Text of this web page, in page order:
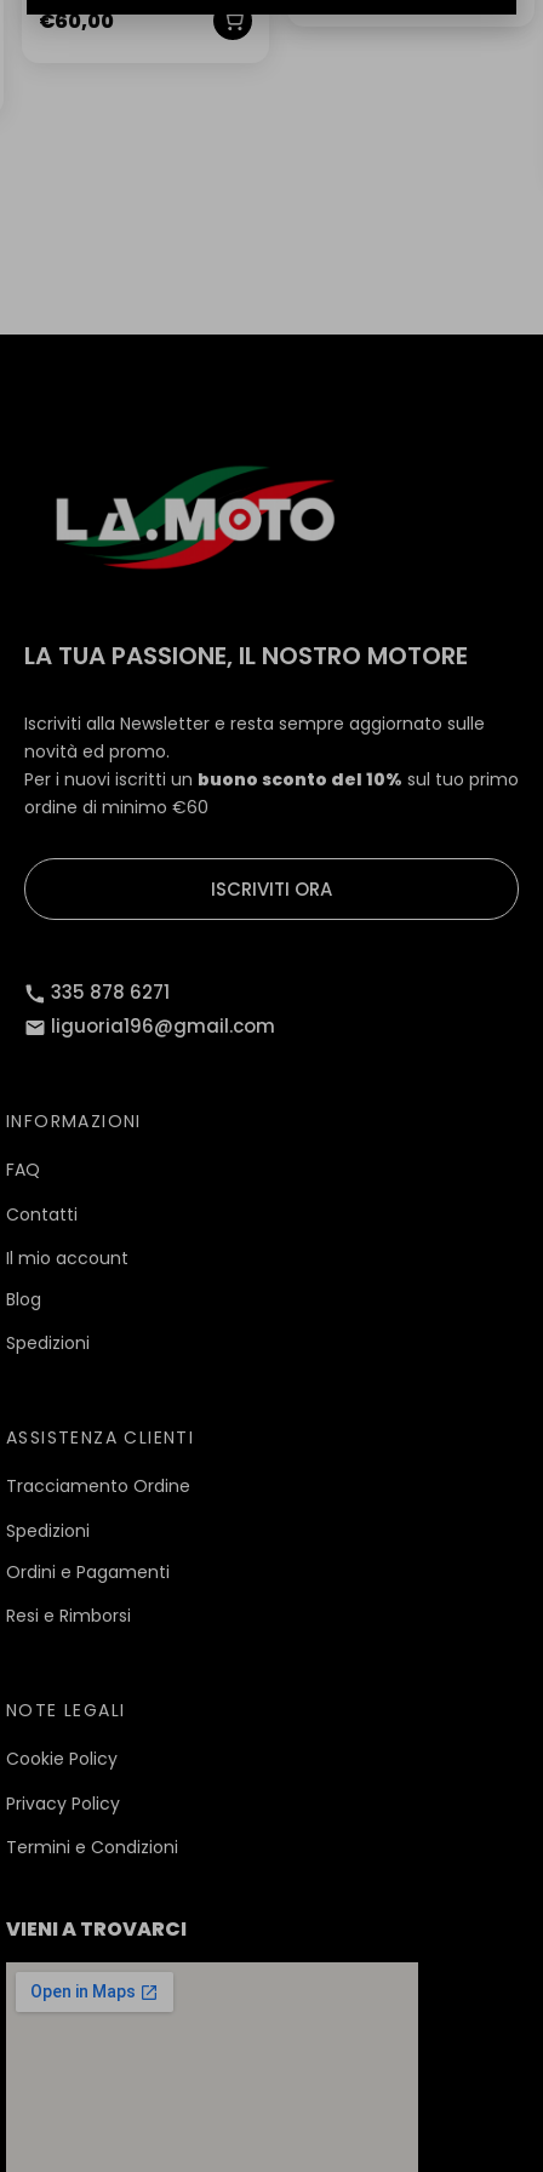
€60,00
LA TUA PASSIONE, IL NOSTRO MOTORE
Iscriviti alla Newsletter e resta sempre aggiornato sulle
novità ed promo.
Per i nuovi iscritti un buono sconto del 10% sul tuo primo
ordine di minimo €60
ISCRIVITI ORA
335 878 6271
liguoria196@gmail.com
INFORMAZIONI
FAQ
Contatti
Il mio account
Blog
Spedizioni
ASSISTENZA CLIENTI
Tracciamento Ordine
Spedizioni
Ordini e Pagamenti
Resi e Rimborsi
NOTE LEGALI
Cookie Policy
Privacy Policy
Termini e Condizioni
VIENI A TROVARCI